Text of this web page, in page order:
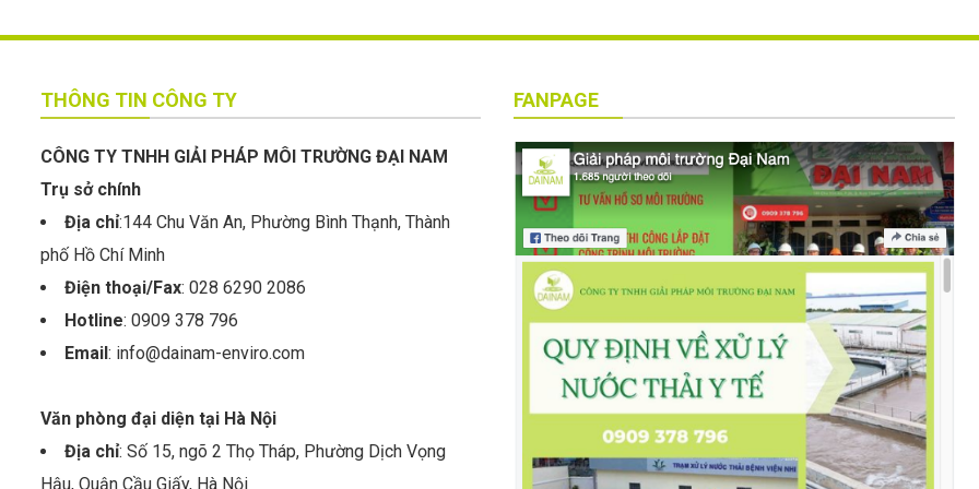
THÔNG TIN CÔNG TY
CÔNG TY TNHH GIẢI PHÁP MÔI TRƯỜNG ĐẠI NAM
Trụ sở chính
Địa chỉ:144 Chu Văn An, Phường Bình Thạnh, Thành
phố Hồ Chí Minh
Điện thoại/Fax: 028 6290 2086
Hotline: 0909 378 796
Email: info@dainam-enviro.com
Văn phòng đại diện tại Hà Nội
Địa chỉ: Số 15, ngõ 2 Thọ Tháp, Phường Dịch Vọng
Hậu, Quận Cầu Giấy, Hà Nội
FANPAGE